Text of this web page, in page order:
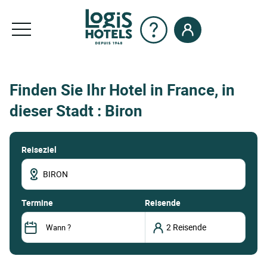
Finden Sie Ihr Hotel in France, in
dieser Stadt : Biron
Reiseziel
termine Reisende